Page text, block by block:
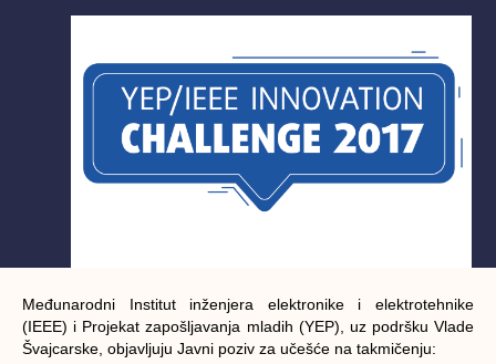
Međunarodni Institut inženjera elektronike i elektrotehnike
(IEEE) i Projekat zapošljavanja mladih (YEP), uz podršku Vlade
Švajcarske, objavljuju Javni poziv za učešće na takmičenju: